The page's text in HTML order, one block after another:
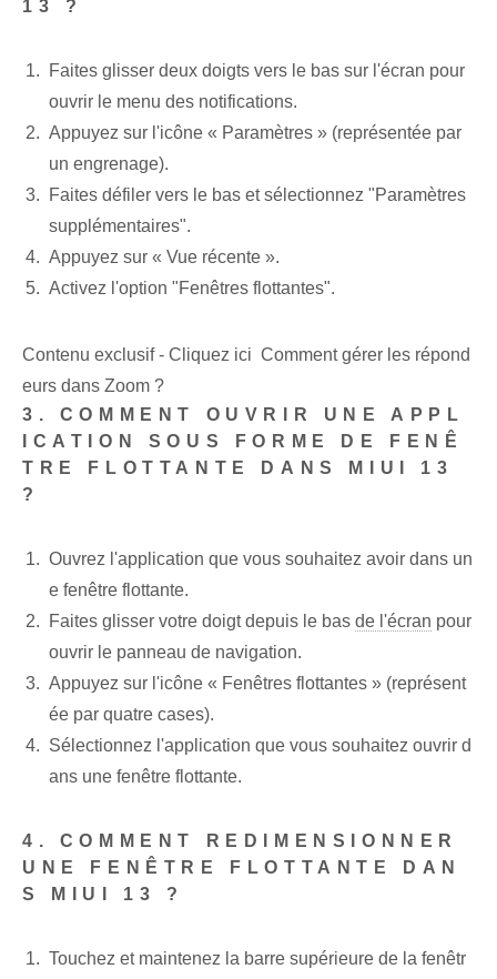
13 ?
Faites glisser deux doigts vers le bas sur l'écran pour
ouvrir le menu des notifications.
Appuyez sur l'icône « Paramètres » (représentée par
un engrenage).
Faites défiler vers le bas et sélectionnez "Paramètres
supplémentaires".
Appuyez sur « Vue récente ».
Activez l'option "Fenêtres flottantes".
Contenu exclusif - Cliquez ici Comment gérer les répond
eurs dans Zoom ?
3. COMMENT OUVRIR UNE APPL
ICATION SOUS FORME DE FENÊ
TRE FLOTTANTE DANS MIUI 13
?
Ouvrez l'application que vous souhaitez avoir dans un
e fenêtre flottante.
Faites glisser votre doigt depuis le bas de l'écran pour
ouvrir le panneau de navigation.
Appuyez sur l'icône « Fenêtres flottantes » (représent
ée par quatre cases).
Sélectionnez l'application que vous souhaitez ouvrir d
ans une fenêtre flottante.
4. COMMENT REDIMENSIONNER
UNE FENÊTRE FLOTTANTE DAN
S MIUI 13 ?
Touchez et maintenez la barre supérieure de la fenêtr